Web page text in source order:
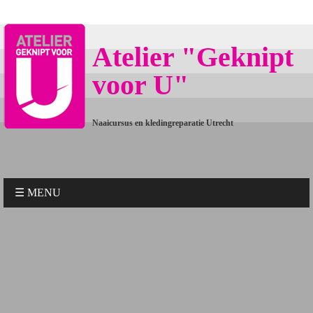
Atelier "Geknipt
voor U"
Naaicursus en kledingreparatie Utrecht
☰ MENU